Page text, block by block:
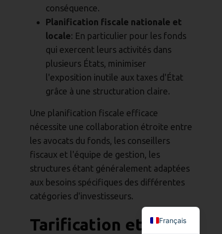
conséquence.
Planification fiscale nationale et
locale: En particulier pour les fonds
qui exercent leurs activités dans
plusieurs États, minimiser
l'exposition inutile aux taxes d'État
grâce à une structuration claire.
Une planification fiscale efficace
nécessite une collaboration étroite entre
les avocats du fonds, les conseillers
fiscaux et l'équipe de gestion, les
structures étant généralement adaptées
aux besoins spécifiques des différentes
catégories d'investisseurs.
Tarification et Français